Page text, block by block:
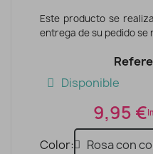
Este producto se
entrega de su pedido se
Disponible
9,95 €
Color